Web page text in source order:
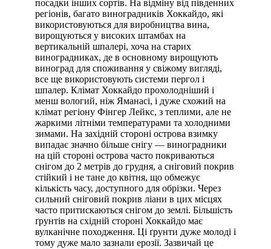
посадки інших сортів. На відміну від південних
регіонів, багато виноградників Хоккайдо, які
використовуються для виробництва вина,
вирощуються у високих штамбах на
вертикальній шпалері, хоча на старих
виноградниках, де в основному вирощують
виноград для споживання у свіжому вигляді,
все ще використовують системи пергол і
шпалер. Клімат Хоккайдо прохолодніший і
менш вологий, ніж Яманасі, і дуже схожий на
клімат регіону Фінгер Лейкс, з теплими, але не
жаркими літніми температурами та холодними
зимами. На західній стороні острова взимку
випадає значно більше снігу — виноградники
на цій стороні острова часто покриваються
снігом до 2 метрів до грудня, а сніговий покрив
стійкий і не тане до квітня, що обмежує
кількість часу, доступного для обрізки. Через
сильний сніговий покрив ліани в цих місцях
часто притискаються снігом до землі. Більшість
ґрунтів на східній стороні Хоккайдо має
вулканічне походження. Ці ґрунти дуже молоді і
тому дуже мало зазнали ерозії. Зазвичай це